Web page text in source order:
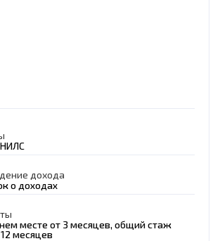
дохода
о доходах
месте от 3 месяцев, общий стаж
месяцев